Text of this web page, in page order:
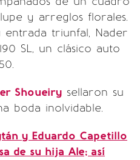
y arreglos florales.
entrada triunfal, Nader
SL, un clásico auto
Shoueiry sellaron su
boda inolvidable.
y Eduardo Capetillo
de su hija Ale; así